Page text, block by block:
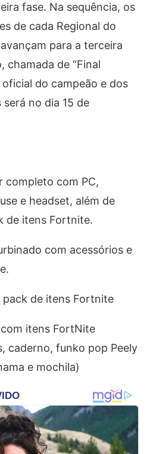
fase. Na sequência, os
de cada Regional do
para a terceira
chamada de “Final
oficial do campeão e dos
no dia 15 de
completo com PC,
e headset, além de
de itens Fortnite.
com acessórios e
pack de itens Fortnite
com itens FortNite
caderno, funko pop Peely
e mochila)